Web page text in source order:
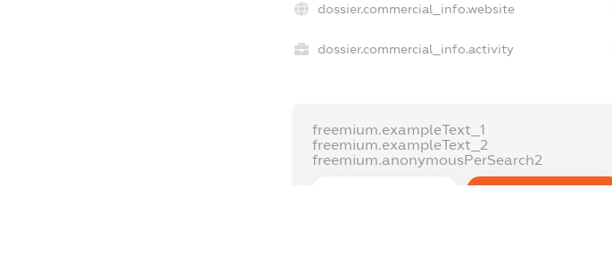
dossier.commercial_info.website
dossier.commercial_info.activity
freemium.exampleText_1
freemium.exampleText_2
freemium.anonymousPerSearch2
FREEMIUM.REGISTER